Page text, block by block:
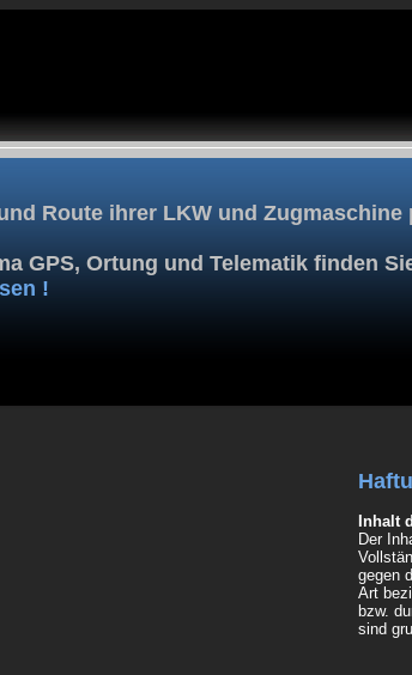
Route ihrer LKW und
GPS, Ortung und Telematik finden
!
Inhalt
Der
gegen
Art
bzw.
sind